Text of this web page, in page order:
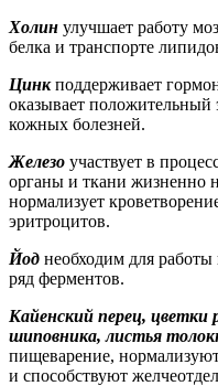
Холин улучшает работу
белка и транспорте
Цинкподдерживает
оказывает
кожных болезней.
Железо участвует в
органы и ткани жизненно
нормализует
эритроцитов.
Йод необходим для
ряд ферментов.
Кайенский перец, цветки
шиповника, листья
пищеварение,
и способствуют